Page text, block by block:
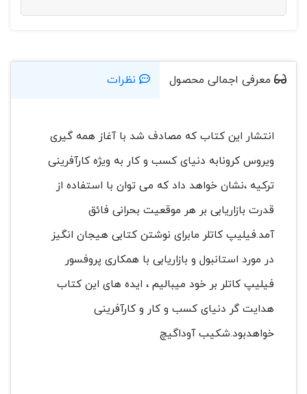
معرفی اجمالی محصول نظرات
انتشار این کتاب که مصادف شد با آغاز همه گیری
ویروس کرونابه دنیای کسب و کار به ویژه کارآفرینی
ترکیه ،نشان خواهد داد که می توان با استفاده از
قدرت بازاریابی بر هر موقعیت بحرانی فائق
آمد.فیلیپ کاتلر مابرای نوشتن کتابی هیجان انگیز
در مورد استانبول و بازاریابی با همکاری پروفسور
فیلیپ کاتلر بر خود میبالیم ، ایده های این کتاب
هدایت گر دنیای کسب و کار و کارآفرینی
خواهدبود.شکیب آوداگیچ